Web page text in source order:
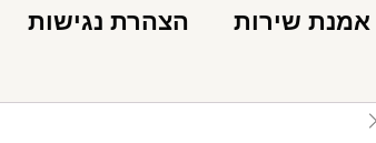
אמנת שירות הצהרת נגישות
Close GDPR Cookie Banner